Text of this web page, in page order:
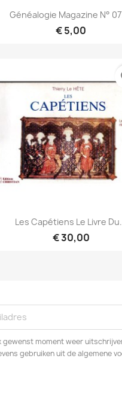
Snel bekijken
Généalogie Magazine N°
€ 5,00
Snel bekijken
Les Capétiens Le Livre
€ 30,00
gewenst moment weer
gebruiken uit de algemene